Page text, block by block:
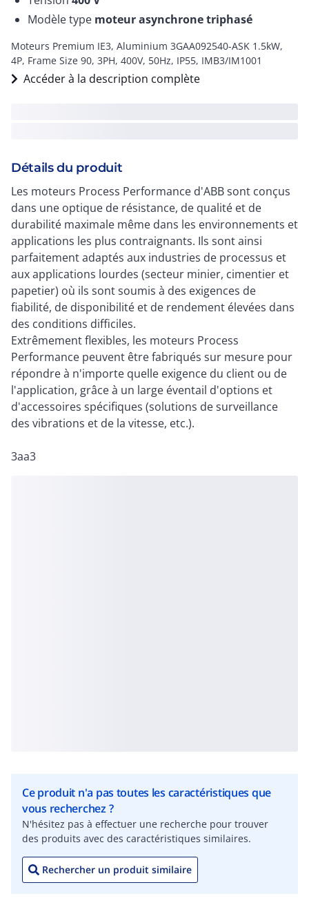
Modèle type moteur asynchrone triphasé
Moteurs Premium IE3, Aluminium 3GAA092540-ASK 1.5kW,
4P, Frame Size 90, 3PH, 400V, 50Hz, IP55, IMB3/IM1001
Accéder à la description complète
Détails du produit
Les moteurs Process Performance d'ABB sont conçus
dans une optique de résistance, de qualité et de
durabilité maximale même dans les environnements et
applications les plus contraignants. Ils sont ainsi
parfaitement adaptés aux industries de processus et
aux applications lourdes (secteur minier, cimentier et
papetier) où ils sont soumis à des exigences de
fiabilité, de disponibilité et de rendement élevées dans
des conditions difficiles.
Extrêmement flexibles, les moteurs Process
Performance peuvent être fabriqués sur mesure pour
répondre à n'importe quelle exigence du client ou de
l'application, grâce à un large éventail d'options et
d'accessoires spécifiques (solutions de surveillance
des vibrations et de la vitesse, etc.).
3aa3
Ce produit n'a pas toutes les caractéristiques que
vous recherchez ?
N'hésitez pas à effectuer une recherche pour trouver
des produits avec des caractéristiques similaires.
Rechercher un produit similaire